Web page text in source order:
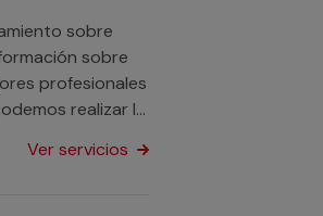
sobre
sobre
profesionales
realizar la
Ver servicios